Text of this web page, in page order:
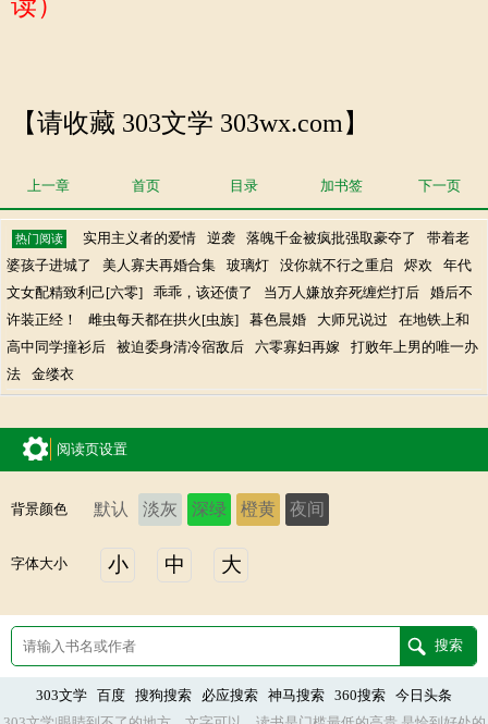
【请收藏 303文学 303wx.com】
上一章 首页 目录 加书签 下一页
热门阅读 实用主义者的爱情 逆袭 落魄千金被疯批强取豪夺了
带着老
婆孩子进城了
美人寡夫再婚合集 玻璃灯 没你就不行之重启 烬欢
年代
文女配精致利己[六零]
乖乖，该还债了 当万人嫌放弃死缠烂打后
婚后不
许装正经！
雌虫每天都在拱火[虫族] 暮色晨婚 大师兄说过
在地铁上和
高中同学撞衫后
被迫委身清冷宿敌后 六零寡妇再嫁
打败年上男的唯一办
法
金缕衣
阅读页设置
背景颜色 默认 淡灰 深绿 橙黄 夜间
字体大小 小 中 大
303文学 百度 搜狗搜索 必应搜索 神马搜索 360搜索
今日头条